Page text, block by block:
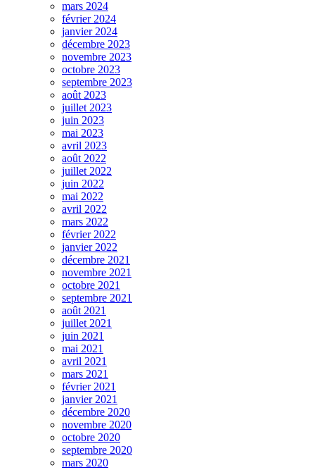
mars 2024
février 2024
janvier 2024
décembre 2023
novembre 2023
octobre 2023
septembre 2023
août 2023
juillet 2023
juin 2023
mai 2023
avril 2023
août 2022
juillet 2022
juin 2022
mai 2022
avril 2022
mars 2022
février 2022
janvier 2022
décembre 2021
novembre 2021
octobre 2021
septembre 2021
août 2021
juillet 2021
juin 2021
mai 2021
avril 2021
mars 2021
février 2021
janvier 2021
décembre 2020
novembre 2020
octobre 2020
septembre 2020
mars 2020